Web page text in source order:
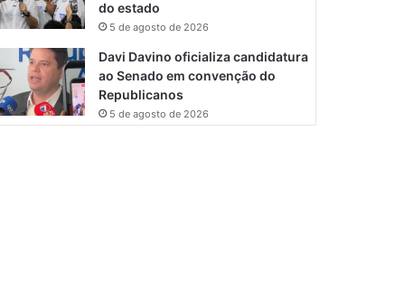
do estado
5 de agosto de 2026
Davi Davino oficializa candidatura
ao Senado em convenção do
Republicanos
5 de agosto de 2026